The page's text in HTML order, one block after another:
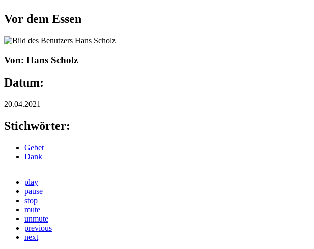
Vor dem Essen
Von: Hans Scholz
Datum:
20.04.2021
Stichwörter:
Gebet
Dank
play
pause
stop
mute
unmute
previous
next